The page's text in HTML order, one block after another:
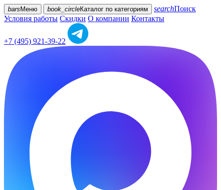
bars Меню book_circleКаталог по категориям searchПоиск
Условия работы Скидки О компании Контакты
+7 (495) 921-39-22